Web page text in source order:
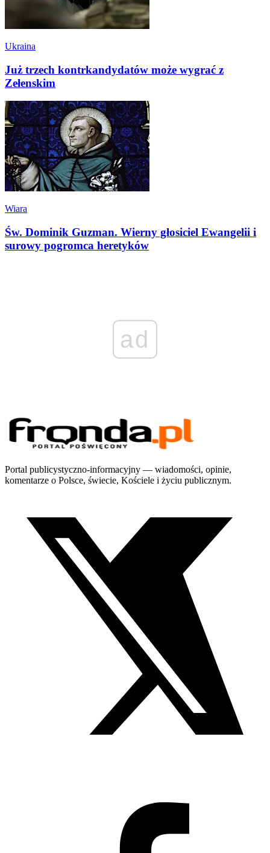
Ukraina
Już trzech kontrkandydatów może wygrać z
Zełenskim
Wiara
Św. Dominik Guzman. Wierny głosiciel Ewangelii i
surowy pogromca heretyków
ad
Portal publicystyczno-informacyjny — wiadomości, opinie,
komentarze o Polsce, świecie, Kościele i życiu publicznym.